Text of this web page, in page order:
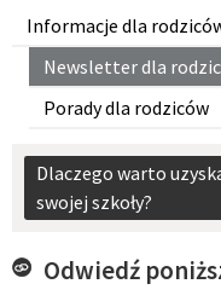
Informacje dla
Newsletter dla
Porady dla rodziców
Dlaczego warto
swojej szkoły?
Odwiedź